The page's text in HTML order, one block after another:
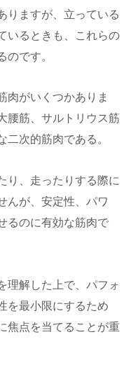
りますが、立っている
いるときも、これらの
のです。
肉がいくつかありま
腰筋、サルトリウス筋
二次的筋肉である。
り、走ったりする際に
んが、安定性、パワ
るのに有効な筋肉で
理解した上で、パフォ
を最小限にするため
焦点を当てることが重